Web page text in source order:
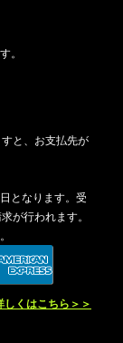
。
と、お支払先が
となります。受
が行われます。
しくはこちら＞＞